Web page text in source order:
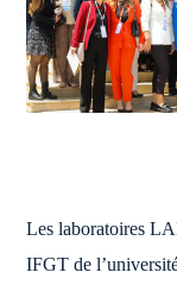
Les laboratoires
IFGT de